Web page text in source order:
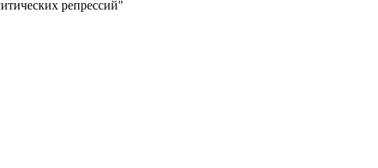
репрессий"